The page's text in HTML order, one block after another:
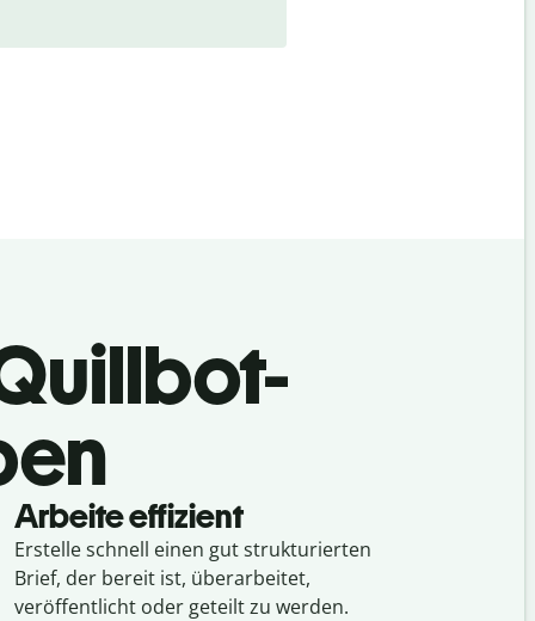
Arbeite effizient
Erstelle schnell einen gut strukturierten
Brief, der bereit ist, überarbeitet,
veröffentlicht oder geteilt zu werden.